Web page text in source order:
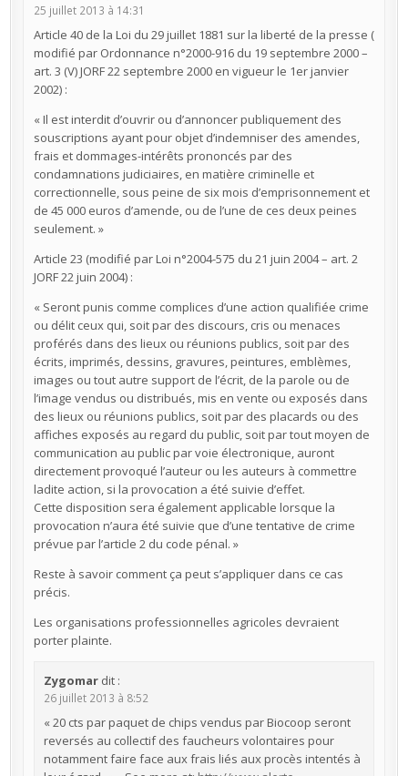
25 juillet 2013 à 14:31
Article 40 de la Loi du 29 juillet 1881 sur la liberté de la presse (
modifié par Ordonnance n°2000-916 du 19 septembre 2000 –
art. 3 (V) JORF 22 septembre 2000 en vigueur le 1er janvier
2002) :
« Il est interdit d’ouvrir ou d’annoncer publiquement des
souscriptions ayant pour objet d’indemniser des amendes,
frais et dommages-intérêts prononcés par des
condamnations judiciaires, en matière criminelle et
correctionnelle, sous peine de six mois d’emprisonnement et
de 45 000 euros d’amende, ou de l’une de ces deux peines
seulement. »
Article 23 (modifié par Loi n°2004-575 du 21 juin 2004 – art. 2
JORF 22 juin 2004) :
« Seront punis comme complices d’une action qualifiée crime
ou délit ceux qui, soit par des discours, cris ou menaces
proférés dans des lieux ou réunions publics, soit par des
écrits, imprimés, dessins, gravures, peintures, emblèmes,
images ou tout autre support de l’écrit, de la parole ou de
l’image vendus ou distribués, mis en vente ou exposés dans
des lieux ou réunions publics, soit par des placards ou des
affiches exposés au regard du public, soit par tout moyen de
communication au public par voie électronique, auront
directement provoqué l’auteur ou les auteurs à commettre
ladite action, si la provocation a été suivie d’effet.
Cette disposition sera également applicable lorsque la
provocation n’aura été suivie que d’une tentative de crime
prévue par l’article 2 du code pénal. »
Reste à savoir comment ça peut s’appliquer dans ce cas
précis.
Les organisations professionnelles agricoles devraient
porter plainte.
Zygomar dit :
26 juillet 2013 à 8:52
« 20 cts par paquet de chips vendus par Biocoop seront
reversés au collectif des faucheurs volontaires pour
notamment faire face aux frais liés aux procès intentés à